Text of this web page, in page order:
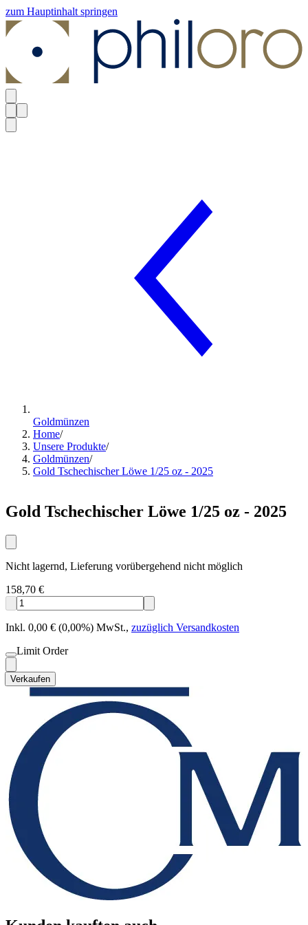
zum Hauptinhalt springen
Goldmünzen
Home/
Unsere Produkte/
Goldmünzen/
Gold Tschechischer Löwe 1/25 oz - 2025
Gold Tschechischer Löwe 1/25 oz - 2025
Nicht lagernd, Lieferung vorübergehend nicht möglich
158,70 €
Inkl. 0,00 € (0,00%) MwSt., zuzüglich Versandkosten
Limit Order
Verkaufen